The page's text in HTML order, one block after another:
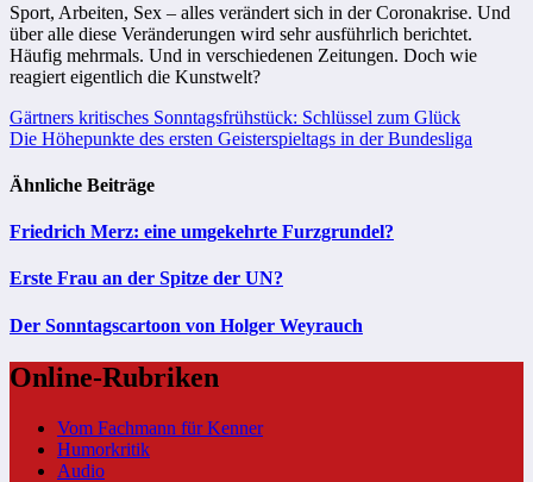
Sport, Arbeiten, Sex – alles verändert sich in der Coronakrise. Und
über alle diese Veränderungen wird sehr ausführlich berichtet.
Häufig mehrmals. Und in verschiedenen Zeitungen. Doch wie
reagiert eigentlich die Kunstwelt?
Beitragsnavigation
Gärtners kritisches Sonntagsfrühstück: Schlüssel zum Glück
Die Höhepunkte des ersten Geisterspieltags in der Bundesliga
Ähnliche Beiträge
Friedrich Merz: eine umgekehrte Furzgrundel?
Erste Frau an der Spitze der UN?
Der Sonntagscartoon von Holger Weyrauch
Online-Rubriken
Vom Fachmann für Kenner
Humorkritik
Audio